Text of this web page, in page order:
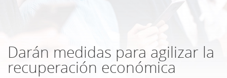
Darán medidas para agilizar la
recuperación económica